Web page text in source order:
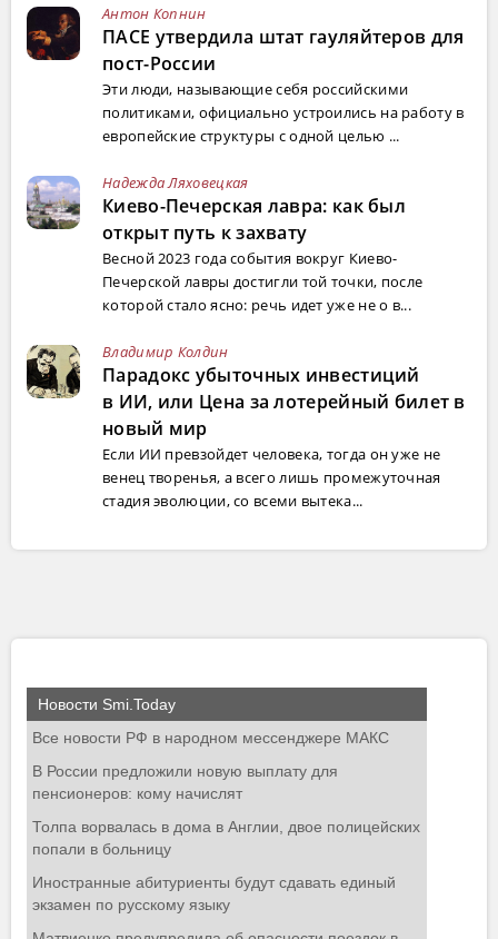
Антон Копнин
ПАСЕ утвердила штат гауляйтеров для
пост-России
Эти люди, называющие себя российскими
политиками, официально устроились на работу в
европейские структуры с одной целью ...
Надежда Ляховецкая
Киево-Печерская лавра: как был
открыт путь к захвату
Весной 2023 года события вокруг Киево-
Печерской лавры достигли той точки, после
которой стало ясно: речь идет уже не о в...
Владимир Колдин
Парадокс убыточных инвестиций
в ИИ, или Цена за лотерейный билет в
новый мир
Если ИИ превзойдет человека, тогда он уже не
венец творенья, а всего лишь промежуточная
стадия эволюции, со всеми вытека...